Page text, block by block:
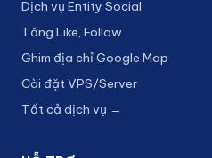
Dịch vụ Entity Social
Tăng Like, Follow
Ghim địa chỉ Google Map
Cài đặt VPS/Server
Tất cả dịch vụ →